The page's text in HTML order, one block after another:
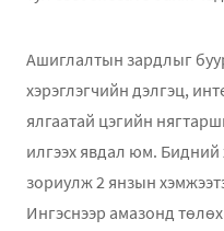
Ашиглалтын зардлыг
хэрэглэгчийн дэлгэц,
ялгаатай цэгийн
илгээх явдал юм.
зориулж 2 янзын
Ингэснээр амазонд